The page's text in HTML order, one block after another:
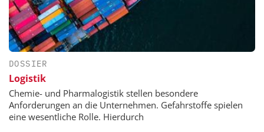
DOSSIER
Logistik
Chemie- und Pharmalogistik stellen besondere
Anforderungen an die Unternehmen. Gefahrstoffe spielen
eine wesentliche Rolle. Hierdurch